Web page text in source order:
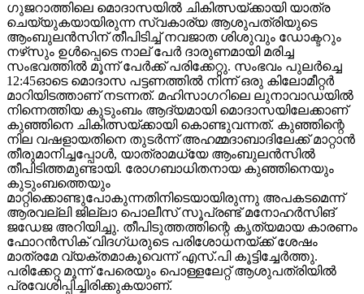
ഗുജറാത്തിലെ മൊദാസയില്‍ ചികിത്സയ്ക്കായി യാത്ര
ചെയ്യുകയായിരുന്ന സ്വകാര്യ ആശുപത്രിയുടെ
ആംബുലന്‍സിന് തീപിടിച്ച് നവജാത ശിശുവും ഡോക്ടറും
നഴ്‌സും ഉള്‍പ്പെടെ നാല് പേര്‍ ദാരുണമായി മരിച്ച
സംഭവത്തില്‍ മൂന്ന് പേര്‍ക്ക് പരിക്കേറ്റു. സംഭവം പുലര്‍ച്ചെ
12:45ഓടെ മൊദാസ പട്ടണത്തില്‍ നിന്ന് ഒരു കിലോമീറ്റര്‍
മാറിയിടത്താണ് നടന്നത്. മഹിസാഗറിലെ ലുനാവാഡയില്‍
നിന്നെത്തിയ കുടുംബം ആദ്യമായി മൊദാസയിലേക്കാണ്
കുഞ്ഞിനെ ചികിത്സയ്ക്കായി കൊണ്ടുവന്നത്. കുഞ്ഞിന്റെ
നില വഷളായതിനെ തുടര്‍ന്ന് അഹമ്മദാബാദിലേക്ക് മാറ്റാന്‍
തീരുമാനിച്ചപ്പോള്‍, യാത്രാമധ്യേ ആംബുലന്‍സില്‍
തീപിടിത്തമുണ്ടായി. രോഗബാധിതനായ കുഞ്ഞിനെയും
കുടുംബത്തെയും
മാറ്റിക്കൊണ്ടുപോകുന്നതിനിടെയായിരുന്നു അപകടമെന്ന്
ആരവല്ലി ജില്ലാ പൊലീസ് സൂപ്രണ്ട് മനോഹര്‍സിങ്
ജഡേജ അറിയിച്ചു. തീപിടുത്തത്തിന്റെ കൃത്യമായ കാരണം
ഫോറന്‍സിക് വിദഗ്ധരുടെ പരിശോധനയ്ക്ക് ശേഷം
മാത്രമേ വ്യക്തമാകൂവെന്ന് എസ്.പി കൂട്ടിച്ചേര്‍ത്തു.
പരിക്കേറ്റ മൂന്ന് പേരെയും പൊള്ളലേറ്റ് ആശുപത്രിയില്‍
പ്രവേശിപ്പിച്ചിരിക്കുകയാണ്.